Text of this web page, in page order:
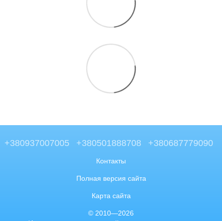
+380937007005 +380501888708 +380687779090
Контакты
Полная версия сайта
Карта сайта
© 2010—2026